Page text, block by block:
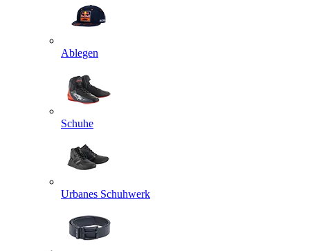
Ablegen
Schuhe
Urbanes Schuhwerk